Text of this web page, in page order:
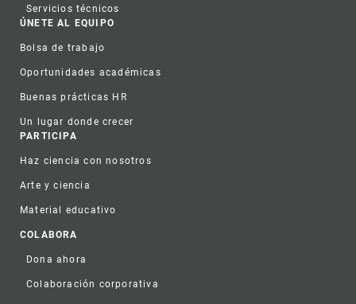
Servicios técnicos
ÚNETE AL EQUIPO
Bolsa de trabajo
Oportunidades académicas
Buenas prácticas HR
Un lugar donde crecer
PARTICIPA
Haz ciencia con nosotros
Arte y ciencia
Material educativo
COLABORA
Dona ahora
Colaboración corporativa